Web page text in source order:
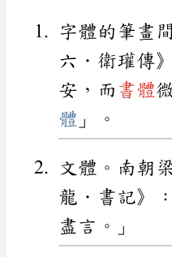
字體的筆畫
六．衛瓘傳
安，而 書體
體 」。
文體。南朝
龍．書記》
盡言。」